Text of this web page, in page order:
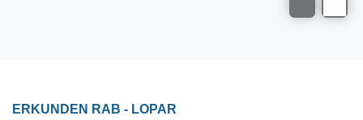
ERKUNDEN RAB - LOPAR